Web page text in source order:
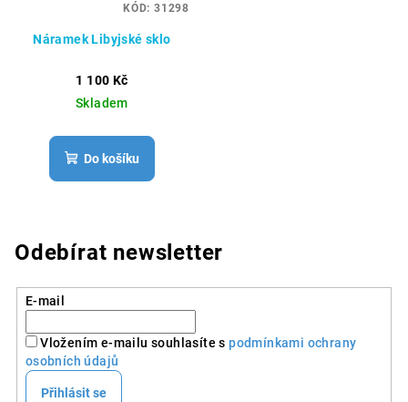
Náramek Libyjské sklo
1 100 Kč
Skladem
Do košíku
KÓD: 31298
Odebírat newsletter
E-mail
Vložením e-mailu souhlasíte spodmínkami ochrany
osobních údajů
Přihlásit se